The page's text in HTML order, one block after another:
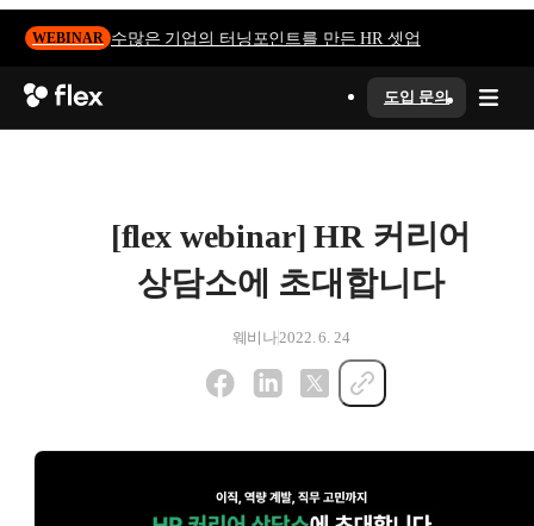
WEBINAR 수많은 기업의 터닝포인트를 만든 HR 셋업
도입 문의
[flex webinar] HR 커리어
상담소에 초대합니다
웨비나2022. 6. 24